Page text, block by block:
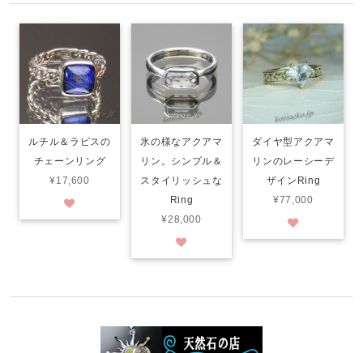
ルチル＆ラピスの
チェーンリング
¥17,600
氷の様なアクアマ
リン。シンプル＆
スタイリッシュな
Ring
¥28,000
ダイヤ型アクアマ
リンのレーシーデ
ザインRing
¥77,000